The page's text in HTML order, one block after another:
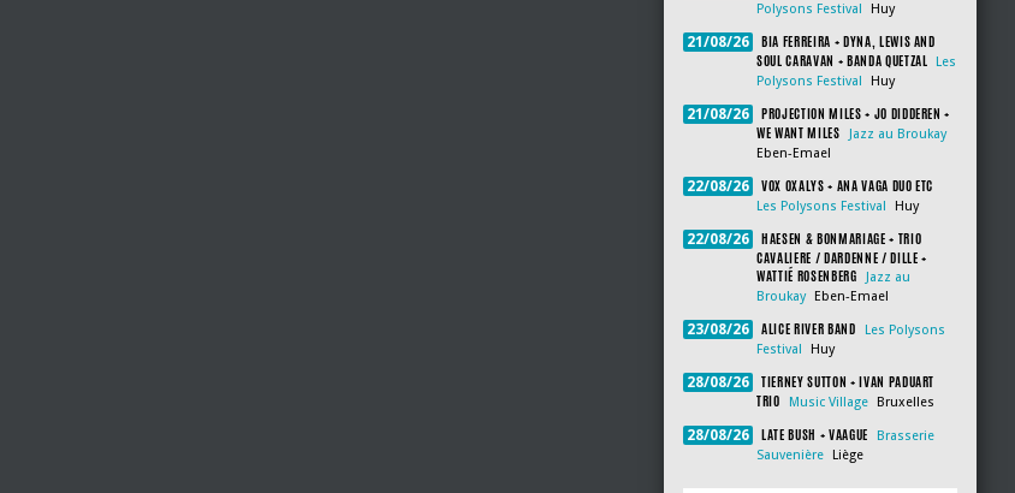
Polysons Festival
Huy
21/08/26
BIA FERREIRA + DYNA, LEWIS AND
SOUL CARAVAN + BANDA QUETZAL
Les
Polysons Festival
Huy
21/08/26
PROJECTION MILES + JO DIDDEREN +
WE WANT MILES
Jazz au Broukay
Eben-Emael
22/08/26 VOX OXALYS + ANA VAGA DUO ETC
Les Polysons Festival Huy
22/08/26
HAESEN & BONMARIAGE + TRIO
CAVALIERE / DARDENNE / DILLE +
WATTIÉ ROSENBERG
Jazz au
Broukay
Eben-Emael
23/08/26 ALICE RIVER BAND
Les Polysons
Festival
Huy
28/08/26
TIERNEY SUTTON + IVAN PADUART
TRIO
Music Village Bruxelles
28/08/26 LATE BUSH + VAAGUE
Brasserie
Sauvenière
Liège